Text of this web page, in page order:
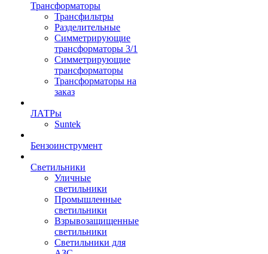
Трансформаторы
Трансфильтры
Разделительные
Симметрирующие
трансформаторы 3/1
Симметрирующие
трансформаторы
Трансформаторы на
заказ
ЛАТРы
Suntek
Бензоинструмент
Светильники
Уличные
светильники
Промышленные
светильники
Взрывозащищенные
светильники
Светильники для